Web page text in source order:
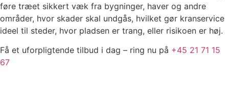
føre træet sikkert væk fra bygninger, haver og andre
områder, hvor skader skal undgås, hvilket gør kranservice
ideel til steder, hvor pladsen er trang, eller risikoen er høj.
Få et uforpligtende tilbud i dag – ring nu på +45 21 71 15
67